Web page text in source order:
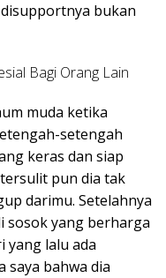
bukan
Bagi Orang Lain
muda ketika
setengah
keras dan siap
pun dia tak
darimu. Setelahnya
sosok yang berharga
yang lalu ada
saya bahwa dia